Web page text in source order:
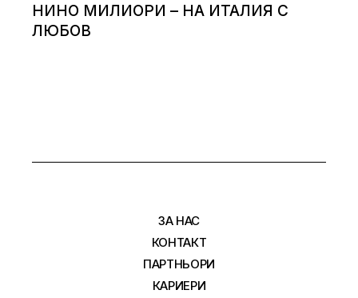
НИНО МИЛИОРИ – НА ИТАЛИЯ С
ЛЮБОВ
ЗА НАС
КОНТАКТ
ПАРТНЬОРИ
КАРИЕРИ